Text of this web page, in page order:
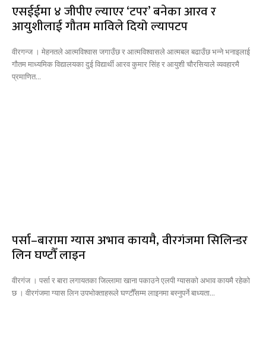
एसईईमा ४ जीपीए ल्याएर ‘टपर’ बनेका आरव र
आयुशीलाई गौतम माविले दियो ल्यापटप
वीरगन्ज । मेहनतले आत्मविश्वास जगाउँछ र आत्मविश्वासले आत्मबल बढाउँछ भन्ने भनाइलाई
गौतम माध्यमिक विद्यालयका दुई विद्यार्थी आरव कुमार सिंह र आयुशी चौरसियाले व्यवहारमै
प्रमाणित...
पर्सा–बारामा ग्यास अभाव कायमै, वीरगंजमा सिलिन्डर
लिन घण्टौँ लाइन
वीरगंज । पर्सा र बारा लगायतका जिल्लामा खाना पकाउने एलपी ग्यासको अभाव कायमै रहेको
छ । वीरगंजमा ग्यास लिन उपभोक्ताहरूले घण्टौँसम्म लाइनमा बस्नुपर्ने बाध्यता...